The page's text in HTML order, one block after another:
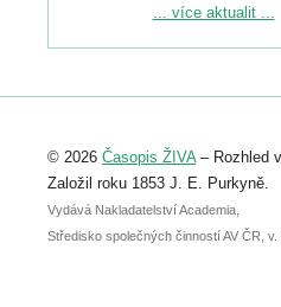
Podrobnější informace ke
Registrovat se můžete do 6.
abstraktu přihlášené
posteru je už 30. června.
... více aktualit ...
© 2026 Časopis ŽIVA– Rozhled
Založil roku 1853 J. E. Purkyně.
Vydává Nakladatelství Academia,
Středisko společných činností AV ČR,